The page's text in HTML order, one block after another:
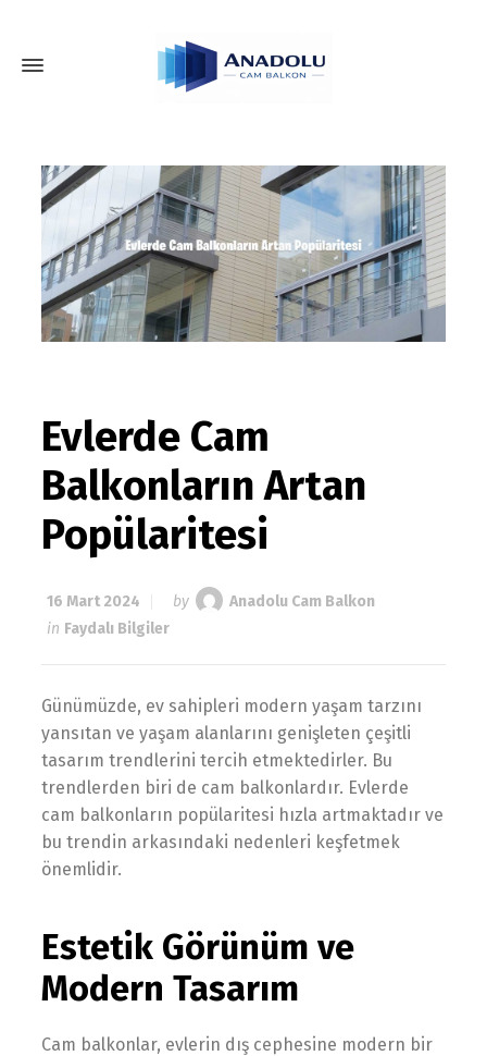
Evlerde Cam
Balkonların Artan
Popülaritesi
16 Mart 2024 by
Anadolu Cam Balkon
in Faydalı Bilgiler
Günümüzde, ev sahipleri modern yaşam tarzını
yansıtan ve yaşam alanlarını genişleten çeşitli
tasarım trendlerini tercih etmektedirler. Bu
trendlerden biri de cam balkonlardır. Evlerde
cam balkonların popülaritesi hızla artmaktadır ve
bu trendin arkasındaki nedenleri keşfetmek
önemlidir.
Estetik Görünüm ve
Modern Tasarım
Cam balkonlar, evlerin dış cephesine modern bir